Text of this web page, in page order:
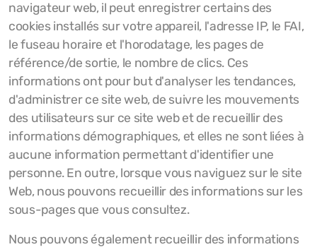
navigateur web, il peut enregistrer certains des
cookies installés sur votre appareil, l'adresse IP, le FAI,
le fuseau horaire et l'horodatage, les pages de
référence/de sortie, le nombre de clics. Ces
informations ont pour but d'analyser les tendances,
d'administrer ce site web, de suivre les mouvements
des utilisateurs sur ce site web et de recueillir des
informations démographiques, et elles ne sont liées à
aucune information permettant d'identifier une
personne. En outre, lorsque vous naviguez sur le site
Web, nous pouvons recueillir des informations sur les
sous-pages que vous consultez.
Nous pouvons également recueillir des informations